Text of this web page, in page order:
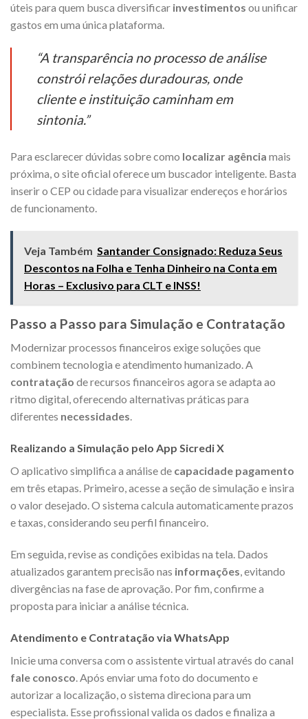
úteis para quem busca diversificar investimentos ou unificar
gastos em uma única plataforma.
“A transparência no processo de análise
constrói relações duradouras, onde
cliente e instituição caminham em
sintonia.”
Para esclarecer dúvidas sobre como localizar agência mais
próxima, o site oficial oferece um buscador inteligente. Basta
inserir o CEP ou cidade para visualizar endereços e horários
de funcionamento.
Veja Também Santander Consignado: Reduza Seus
Descontos na Folha e Tenha Dinheiro na Conta em
Horas – Exclusivo para CLT e INSS!
Passo a Passo para Simulação e Contratação
Modernizar processos financeiros exige soluções que
combinem tecnologia e atendimento humanizado. A
contratação de recursos financeiros agora se adapta ao
ritmo digital, oferecendo alternativas práticas para
diferentes necessidades.
Realizando a Simulação pelo App Sicredi X
O aplicativo simplifica a análise de capacidade pagamento
em três etapas. Primeiro, acesse a seção de simulação e insira
o valor desejado. O sistema calcula automaticamente prazos
e taxas, considerando seu perfil financeiro.
Em seguida, revise as condições exibidas na tela. Dados
atualizados garantem precisão nas informações, evitando
divergências na fase de aprovação. Por fim, confirme a
proposta para iniciar a análise técnica.
Atendimento e Contratação via WhatsApp
Inicie uma conversa com o assistente virtual através do canal
fale conosco . Após enviar uma foto do documento e
autorizar a localização, o sistema direciona para um
especialista. Esse profissional valida os dados e finaliza a